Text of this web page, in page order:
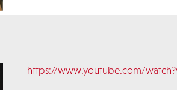
https://www.youtube.com/